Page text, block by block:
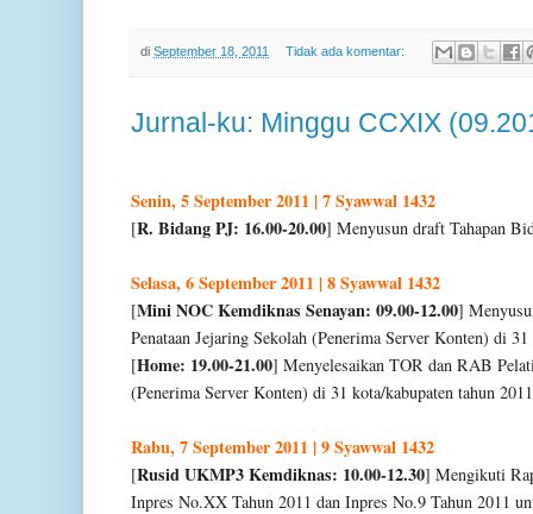
di September 18, 2011 Tidak ada komentar:
Jurnal-ku: Minggu CCXIX
Senin, 5 September 2011 | 7 Syawwal 1432
[R. Bidang PJ: 16.00-20.00] Menyusun draft Tahapan
Selasa, 6 September 2011 | 8 Syawwal 1432
[Mini NOC Kemdiknas Senayan: 09.00-12.00]
Penataan Jejaring Sekolah (Penerima Server Konten) di
[Home: 19.00-21.00] Menyelesaikan TOR dan RAB
(Penerima Server Konten) di 31 kota/kabupaten tahun
Rabu, 7 September 2011 | 9 Syawwal 1432
[Rusid UKMP3 Kemdiknas: 10.00-12.30] Mengikuti
Inpres No.XX Tahun 2011 dan Inpres No.9 Tahun 2011